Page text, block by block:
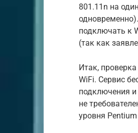
801.11n на
подключать к
(так как
Итак,
WiFi. Сервис
подключения и
не
уровня